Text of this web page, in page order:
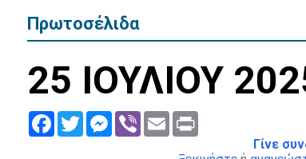
Πρωτοσέλιδα
25 ΙΟΥΛΙΟΥ
FacebookTwitter Messenger
Viber Email Print
Γίνε